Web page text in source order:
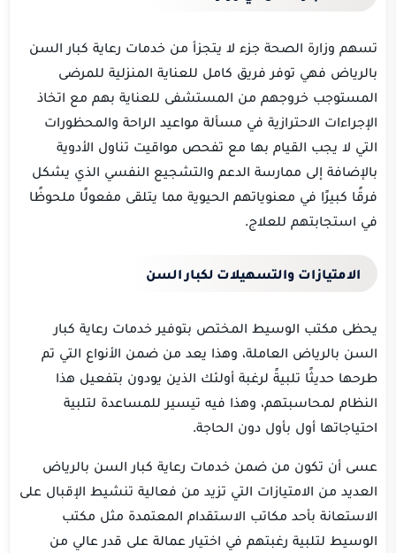
تسهم وزارة الصحة جزء لا يتجزأ من خدمات رعاية كبار السن
بالرياض فهي توفر فريق كامل للعناية المنزلية للمرضى
المستوجب خروجهم من المستشفى للعناية بهم مع اتخاذ
الإجراءات الاحترازية في مسألة مواعيد الراحة والمحظورات
التي لا يجب القيام بها مع تفحص مواقيت تناول الأدوية
بالإضافة إلى ممارسة الدعم والتشجيع النفسي الذي يشكل
فرقًا كبيرًا في معنوياتهم الحيوية مما يتلقى مفعولًا ملحوظًا
في استجابتهم للعلاج.
الامتيازات والتسهيلات لكبار السن
يحظى مكتب الوسيط المختص بتوفير خدمات رعاية كبار
السن بالرياض العاملة، وهذا يعد من ضمن الأنواع التي تم
طرحها حديثًا تلبيةً لرغبة أولئك الذين يودون بتفعيل هذا
النظام لمحاسبتهم، وهذا فيه تيسير للمساعدة لتلبية
احتياجاتها أول بأول دون الحاجة.
عسى أن تكون من ضمن خدمات رعاية كبار السن بالرياض
العديد من الامتيازات التي تزيد من فعالية تنشيط الإقبال على
الاستعانة بأحد مكاتب الاستقدام المعتمدة مثل مكتب
الوسيط لتلبية رغبتهم في اختيار عمالة على قدر عالي من